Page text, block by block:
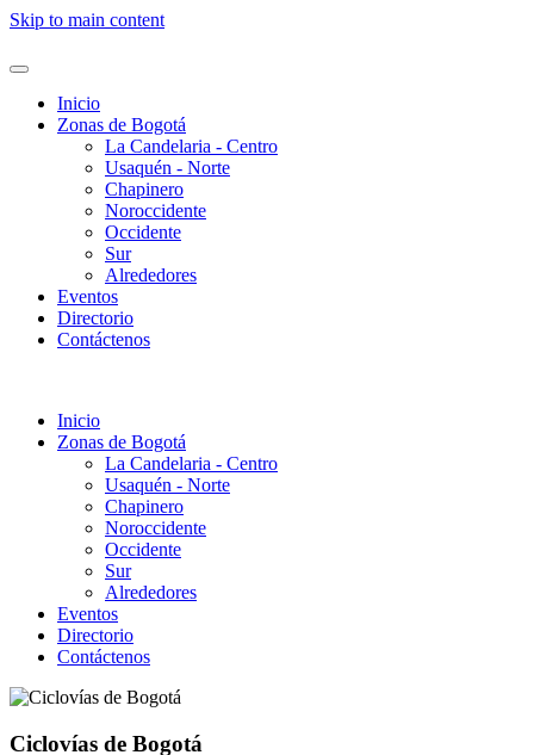
Skip to main content
Inicio
Zonas de Bogotá
La Candelaria - Centro
Usaquén - Norte
Chapinero
Noroccidente
Occidente
Sur
Alrededores
Eventos
Directorio
Contáctenos
Inicio
Zonas de Bogotá
La Candelaria - Centro
Usaquén - Norte
Chapinero
Noroccidente
Occidente
Sur
Alrededores
Eventos
Directorio
Contáctenos
Ciclovías de Bogotá